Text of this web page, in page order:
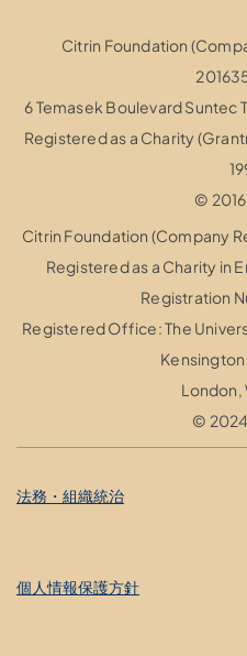
Citrin Foundation
6 Temasek Boulevard Suntec
Registered as a Charity
©
Citrin Foundation (Company
Registered as a Charity in
Registration
Registered Office: The
London,
©
法務・組織統治
個人情報保護方針